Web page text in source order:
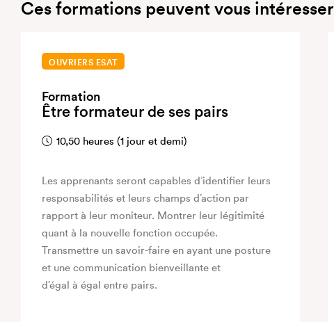
Ces formations peuvent vous intéresser
OUVRIERS ESAT
Formation
Être formateur de ses pairs
10,50 heures (1 jour et demi)
Les apprenants seront capables d’identifier leurs
responsabilités et leurs champs d’action par
rapport à leur moniteur. Montrer leur légitimité
quant à la nouvelle fonction occupée.
Transmettre un savoir-faire en ayant une posture
et une communication bienveillante et
d’égal à égal entre pairs.